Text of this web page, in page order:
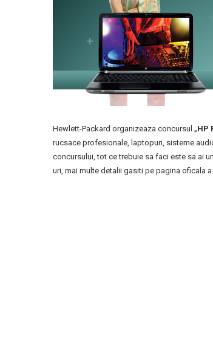
Hewlett-Packard organizeaza concursul „HP
rucsace profesionale, laptopuri, sisteme
concursului, tot ce trebuie sa faci este sa ai
uri, mai multe detalii gasiti pe pagina oficala